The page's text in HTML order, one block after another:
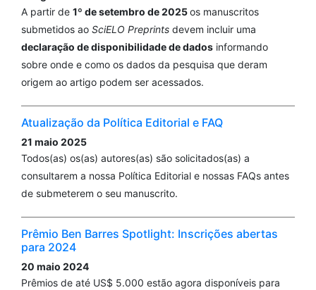
A partir de 1º de setembro de 2025os manuscritos
submetidos ao SciELO Preprints devem incluir uma
declaração de disponibilidade de dados informando
sobre onde e como os dados da pesquisa que deram
origem ao artigo podem ser acessados.
Atualização da Política Editorial e FAQ
21 maio 2025
Todos(as) os(as) autores(as) são solicitados(as) a
consultarem a nossa Política Editorial e nossas FAQs antes
de submeterem o seu manuscrito.
Prêmio Ben Barres Spotlight: Inscrições abertas
para 2024
20 maio 2024
Prêmios de até US$ 5.000 estão agora disponíveis para